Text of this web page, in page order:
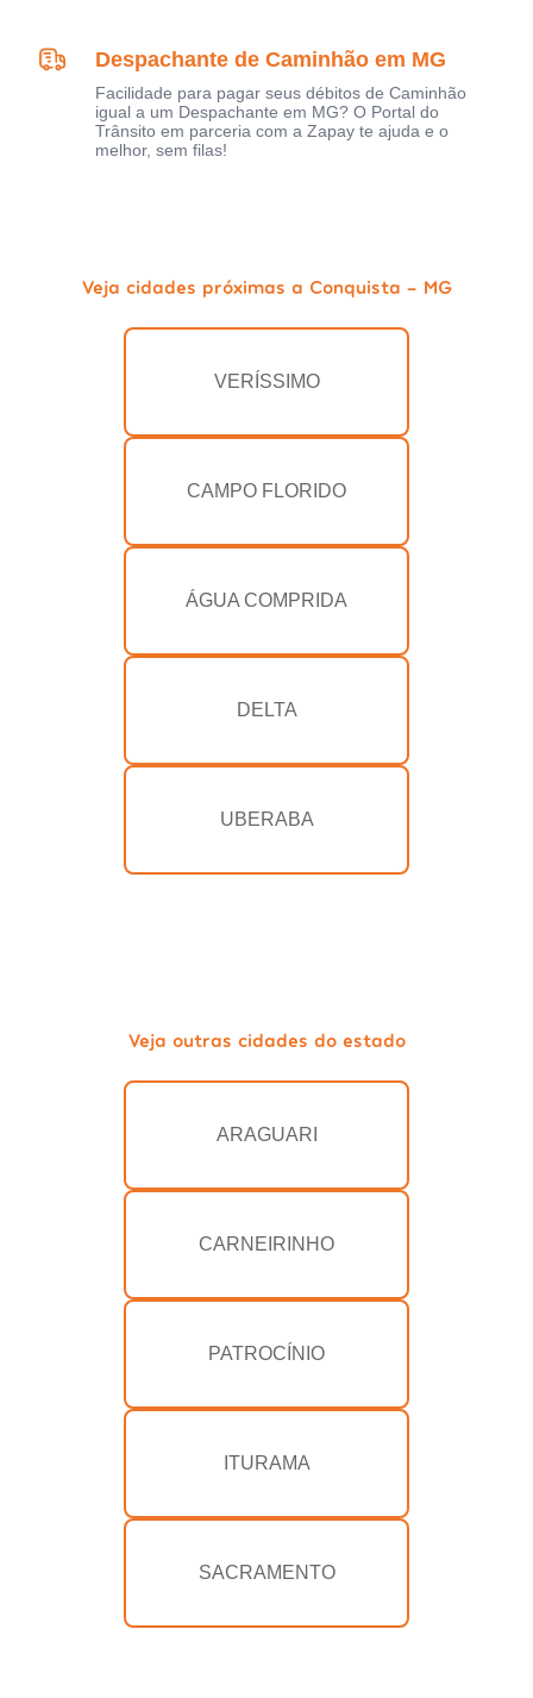
Despachante de Caminhão em MG
Facilidade para pagar seus débitos de Caminhão
igual a um Despachante em MG? O Portal do
Trânsito em parceria com a Zapay te ajuda e o
melhor, sem filas!
Veja cidades próximas a Conquista - MG
VERÍSSIMO
CAMPO FLORIDO
ÁGUA COMPRIDA
DELTA
UBERABA
Veja outras cidades do estado
ARAGUARI
CARNEIRINHO
PATROCÍNIO
ITURAMA
SACRAMENTO